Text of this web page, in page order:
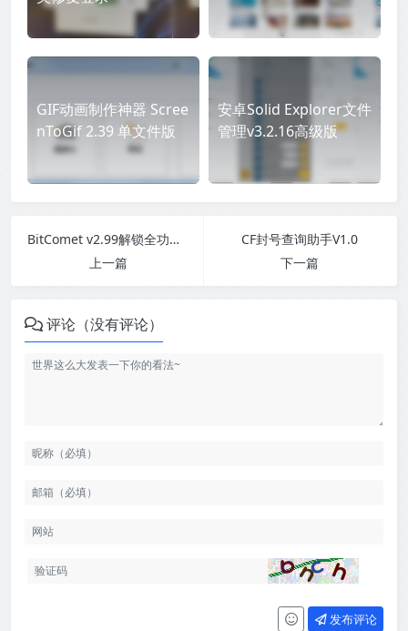
GIF动画制作神器 Scree
nToGif 2.39 单文件版
安卓Solid Explorer文件
管理v3.2.16高级版
BitComet v2.99解锁全功能豪华版
上一篇
CF封号查询助手V1.0
下一篇
评论（没有评论）
发布评论